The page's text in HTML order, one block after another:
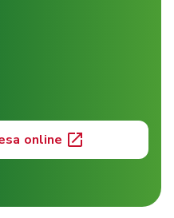
online